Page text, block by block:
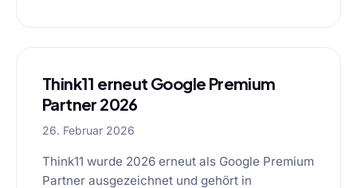
Think11 erneut Google Premium
Partner 2026
26. Februar 2026
Think11 wurde 2026 erneut als Google Premium
Partner ausgezeichnet und gehört in